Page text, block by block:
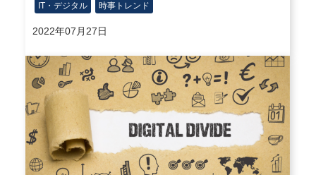
IT・デジタル 時事トレンド
2022年07月27日